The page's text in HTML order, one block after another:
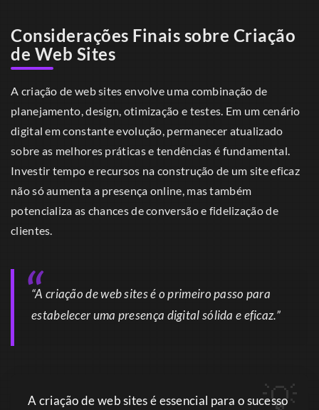
Considerações Finais sobre Criação
de Web Sites
A criação de web sites envolve uma combinação de
planejamento, design, otimização e testes. Em um cenário
digital em constante evolução, permanecer atualizado
sobre as melhores práticas e tendências é fundamental.
Investir tempo e recursos na construção de um site eficaz
não só aumenta a presença online, mas também
potencializa as chances de conversão e fidelização de
clientes.
“A criação de web sites é o primeiro passo para
estabelecer uma presença digital sólida e eficaz.”
A criação de web sites é essencial para o sucesso